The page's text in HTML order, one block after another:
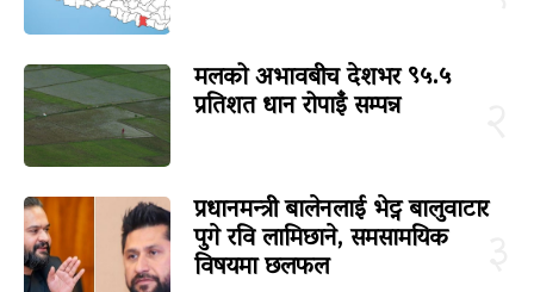
मलको अभावबीच देशभर ९५.५
प्रतिशत धान रोपाइँ सम्पन्न
प्रधानमन्त्री बालेनलाई भेट्न बालुवाटार
पुगे रवि लामिछाने, समसामयिक
विषयमा छलफल